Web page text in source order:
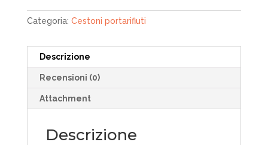
Categoria: Cestoni portarifiuti
Descrizione
Recensioni (0)
Attachment
Descrizione